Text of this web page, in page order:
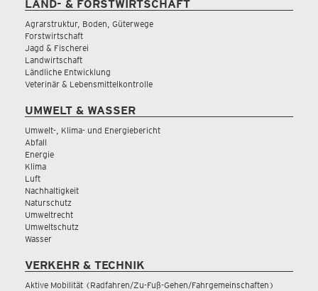
LAND- & FORSTWIRTSCHAFT
Agrarstruktur, Boden, Güterwege
Forstwirtschaft
Jagd & Fischerei
Landwirtschaft
Ländliche Entwicklung
Veterinär & Lebensmittelkontrolle
UMWELT & WASSER
Umwelt-, Klima- und Energiebericht
Abfall
Energie
Klima
Luft
Nachhaltigkeit
Naturschutz
Umweltrecht
Umweltschutz
Wasser
VERKEHR & TECHNIK
Aktive Mobilität (Radfahren/Zu-Fuß-Gehen/Fahrgemeinschaften)